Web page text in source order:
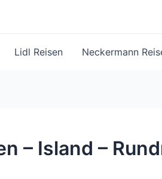
Lidl Reisen Neckermann
– Island –